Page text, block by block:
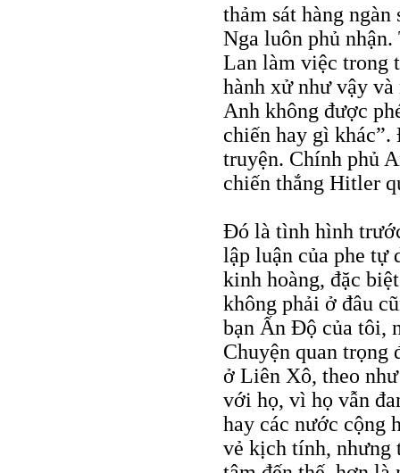
thảm sát hàng
Nga luôn phủ
Lan làm việc trong
hành xử như vậy
Anh không được
chiến hay gì
truyện. Chính phủ
chiến thắng Hitler
Đó là tình hình
lập luận của phe tự
kinh hoàng, đặc
không phải ở đâu
bạn Ấn Độ của tôi,
Chuyện quan
ở Liên Xô, theo
với họ, vì họ vẫn
hay các nước cộng
vẻ kịch tính, nhưng